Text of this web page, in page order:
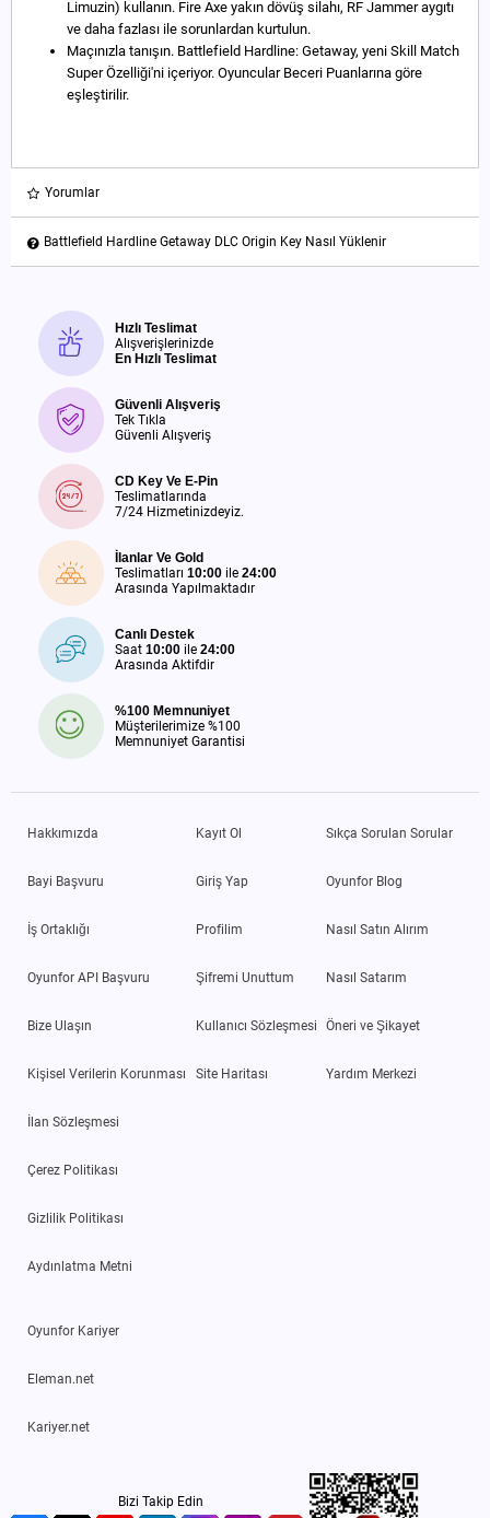
Limuzin) kullanın. Fire Axe yakın dövüş silahı, RF Jammer aygıtı
ve daha fazlası ile sorunlardan kurtulun.
Maçınızla tanışın. Battlefield Hardline: Getaway, yeni Skill Match
Super Özelliği'ni içeriyor. Oyuncular Beceri Puanlarına göre
eşleştirilir.
Yorumlar
Battlefield Hardline Getaway DLC Origin Key Nasıl Yüklenir
Hızlı Teslimat
Alışverişlerinizde
En Hızlı Teslimat
Güvenli Alışveriş
Tek Tıkla
Güvenli Alışveriş
CD Key Ve E-Pin
Teslimatlarında
7/24 Hizmetinizdeyiz.
İlanlar Ve Gold
Teslimatları 10:00 ile 24:00
Arasında Yapılmaktadır
Canlı Destek
Saat 10:00 ile 24:00
Arasında Aktifdir
%100 Memnuniyet
Müşterilerimize %100
Memnuniyet Garantisi
Hakkımızda
Bayi Başvuru
İş Ortaklığı
Oyunfor API Başvuru
Bize Ulaşın
Kişisel Verilerin Korunması
İlan Sözleşmesi
Çerez Politikası
Gizlilik Politikası
Aydınlatma Metni
Kayıt Ol
Giriş Yap
Profilim
Şifremi Unuttum
Kullanıcı Sözleşmesi
Site Haritası
Sıkça Sorulan Sorular
Oyunfor Blog
Nasıl Satın Alırım
Nasıl Satarım
Öneri ve Şikayet
Yardım Merkezi
Oyunfor Kariyer
Eleman.net
Kariyer.net
Bizi Takip Edin